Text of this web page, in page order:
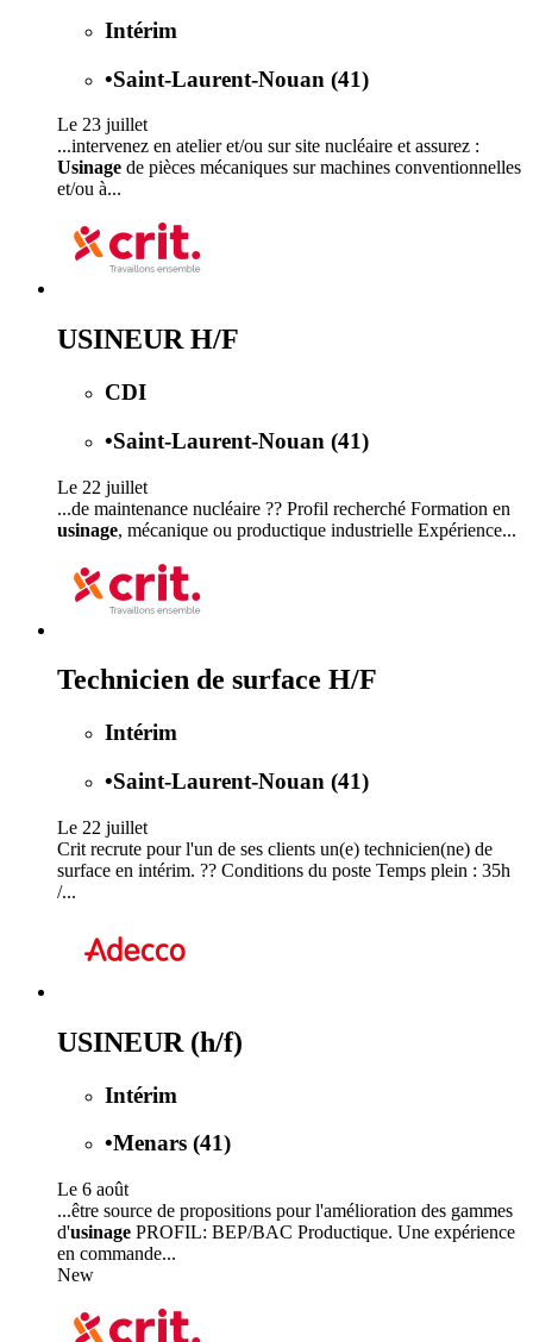
Intérim
•Saint-Laurent-Nouan (41)
Le 23 juillet
...intervenez en atelier et/ou sur site nucléaire et assurez :
Usinage de pièces mécaniques sur machines conventionnelles
et/ou à...
USINEUR H/F
CDI
•Saint-Laurent-Nouan (41)
Le 22 juillet
...de maintenance nucléaire ?? Profil recherché Formation en
usinage, mécanique ou productique industrielle Expérience...
Technicien de surface H/F
Intérim
•Saint-Laurent-Nouan (41)
Le 22 juillet
Crit recrute pour l'un de ses clients un(e) technicien(ne) de
surface en intérim. ?? Conditions du poste Temps plein : 35h
/...
USINEUR (h/f)
Intérim
•Menars (41)
Le 6 août
...être source de propositions pour l'amélioration des gammes
d'usinage PROFIL: BEP/BAC Productique. Une expérience
en commande...
New